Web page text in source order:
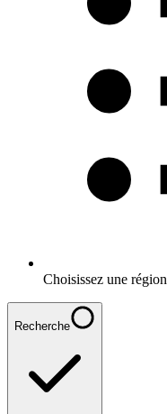
Choisissez une région
Recherche